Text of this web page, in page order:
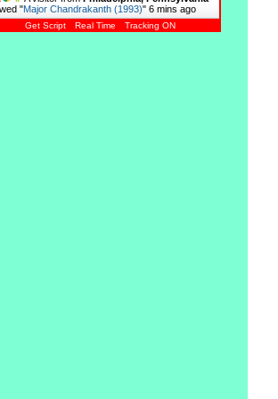
"Major Chandrakanth (1993)" 6 mins ago
Get Script Real Time Tracking ON